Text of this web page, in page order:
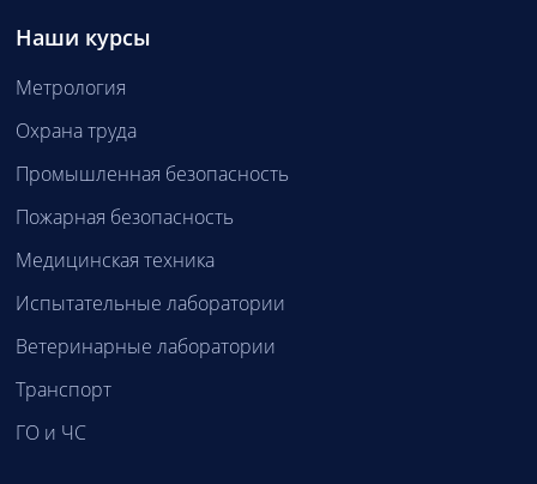
Наши курсы
Метрология
Охрана труда
Промышленная безопасность
Пожарная безопасность
Медицинская техника
Испытательные лаборатории
Ветеринарные лаборатории
Транспорт
ГО и ЧС